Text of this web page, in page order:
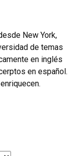
New York,
de temas
en inglés
en español.